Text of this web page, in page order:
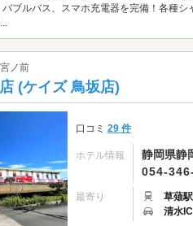
ブルバス、スマホ充電器を完備！各種
ノ前
(ケイズ 鳥坂店)
口コミ 29 件
ホテル情報
静岡県静
054-
最寄り
草薙
清水IC